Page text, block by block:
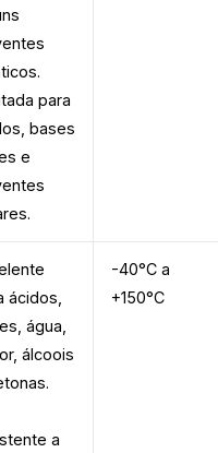
para
bases
e
ácidos,
água,
álcoois
a
-40°C a
+150°C